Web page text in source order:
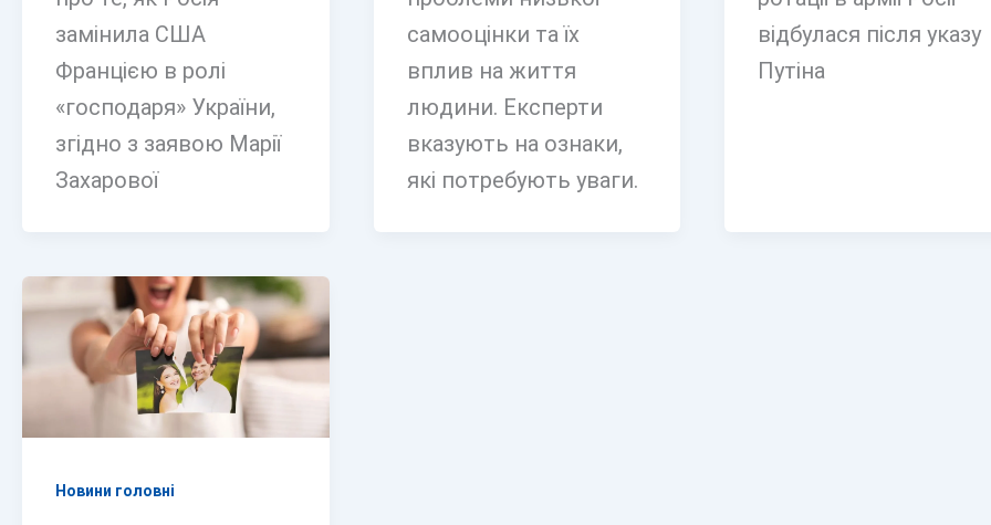
замінила США
Францією в ролі
«господаря» України,
згідно з заявою Марії
Захарової
самооцінки та їх
вплив на життя
людини. Експерти
вказують на ознаки,
які потребують уваги.
відбулася після указу
Путіна
Новини головні